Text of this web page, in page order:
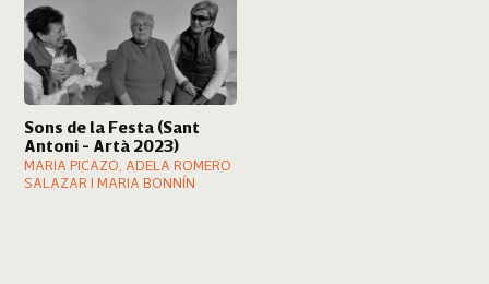
Sons de la Festa (Sant
Antoni - Artà 2023)
MARIA PICAZO, ADELA ROMERO
SALAZAR I MARIA BONNÍN